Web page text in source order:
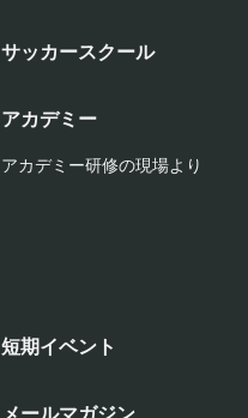
サッカースクール
アカデミー
アカデミー研修の現場より
短期イベント
メールマガジン